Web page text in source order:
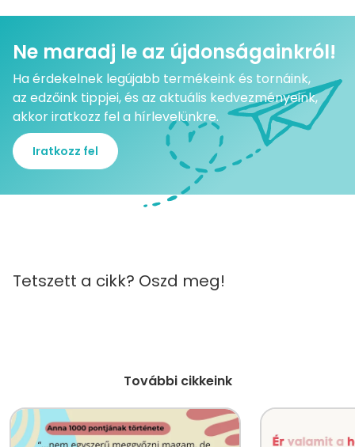
Ne maradj le az újdonságainkról!
Ha érdekelnek legújabb termékeink és tornáink,
az edzőink tippjei, és az aktuális kedvezményeink,
akkor iratkozz fel a hírlevelünkre.
Iratkozz fel
Tetszett a cikk? Oszd meg!
További cikkeink